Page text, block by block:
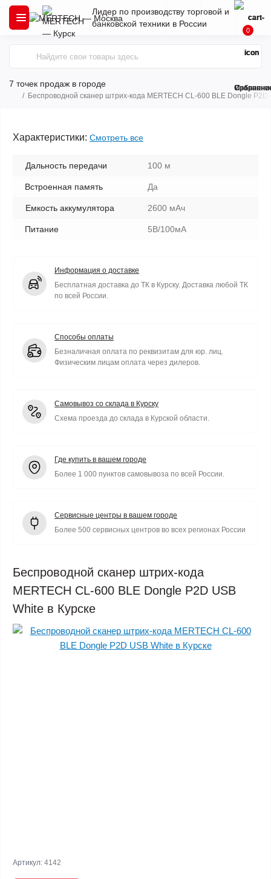
Лидер по производству торговой и
банковской техники в России
7 точек продаж в городе
0
Беспроводной сканер штрих-кода MERTECH CL-600 BLE Dongle P2D
Характеристики: Смотреть все
Дальность передачи 100 м
Встроенная память Да
Емкость аккумулятора 2600 мАч
Питание 5В/100мА
Информация о доставке
Бесплатная доставка до ТК в Курску. Доставка любой ТК
по всей России.
Способы оплаты
Безналичная оплата по реквизитам для юр. лиц.
Физическим лицам оплата через дилеров.
Самовывоз со склада в Курску
Схема проезда до склада в Курской области.
Где купить в вашем городе
Более 1 000 пунктов самовывоза по всей России.
Сервисные центры в вашем городе
Более 500 сервисных центров во всех регионах России
Беспроводной сканер штрих-кода
MERTECH CL-600 BLE Dongle P2D USB
White в Курске
Артикул: 4142